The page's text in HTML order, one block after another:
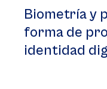
Biometría y
forma de
identidad